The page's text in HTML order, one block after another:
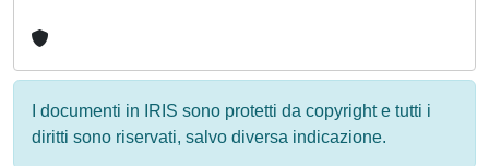
I documenti in IRIS sono protetti da copyright e tutti i
diritti sono riservati, salvo diversa indicazione.